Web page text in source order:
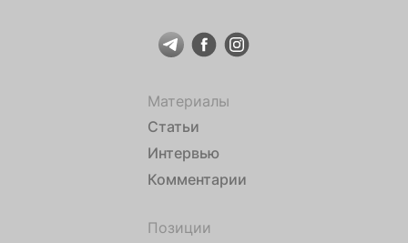
Материалы
Статьи
Интервью
Комментарии
Позиции